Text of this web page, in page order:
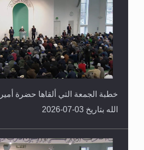
خطبة الجمعة التي ألقاها حضرة أمير
الله بتاريخ 03-07-2026